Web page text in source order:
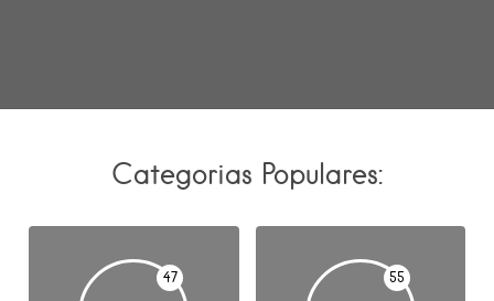
Categorias Populares:
47 55